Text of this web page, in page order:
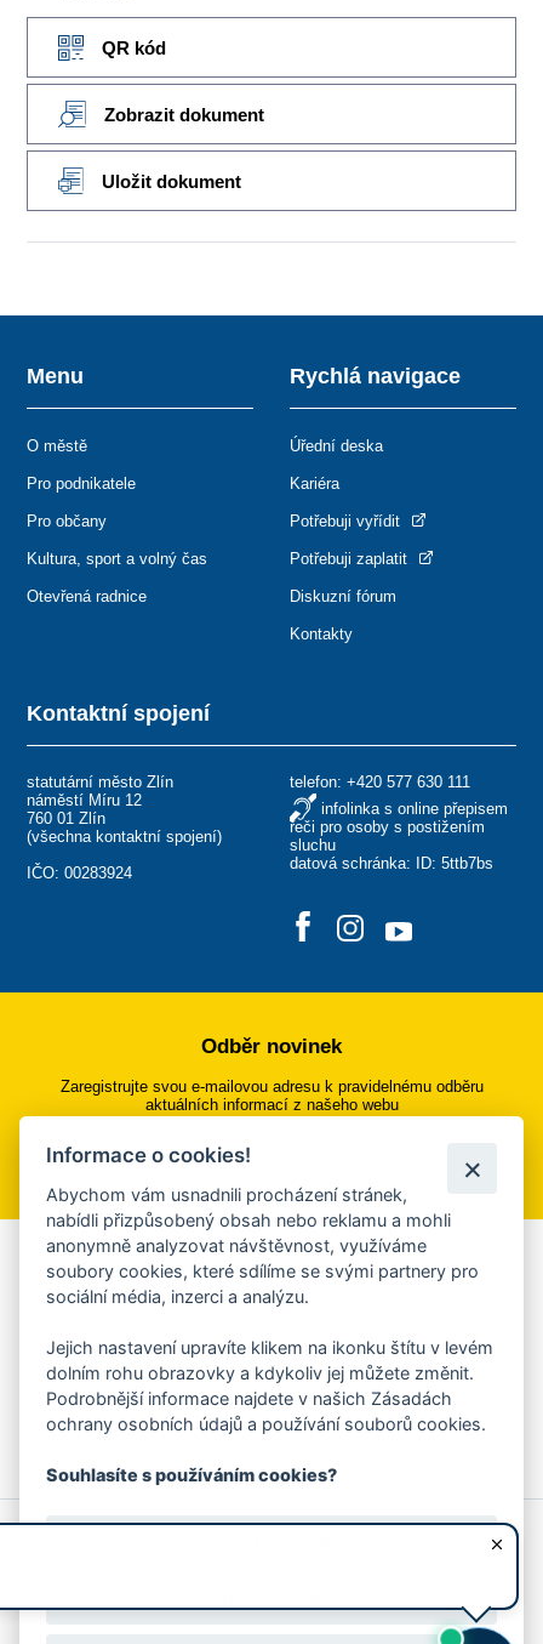
QR kód
Zobrazit dokument
Uložit dokument
Kontaktní spojení
statutární město Zlín
náměstí Míru 12
760 01 Zlín
(všechna kontaktní spojení)
IČO: 00283924
telefon: +420 577 630 111
infolinka s online přepisem
řeči pro osoby s postižením
sluchu
datová schránka: ID: 5ttb7bs
Menu
O městě
Pro podnikatele
Pro občany
Kultura, sport a volný čas
Otevřená radnice
Rychlá navigace
Úřední deska
Kariéra
Potřebuji vyřídit
Potřebuji zaplatit
Diskuzní fórum
Kontakty
Odběr novinek
Zaregistrujte svou e-mailovou adresu k pravidelnému odběru
aktuálních informací z našeho webu
Přihlásit se k odběru
Aplikace Mobilní rozhlas
Chcete dostávat do svého mobilu či mailu upozornění na
ankety, pozvánky na kulturní a sportovní akce?
Více informací o aplikaci
© 2026 Magistrát města Zlína
Prohlášení o používání cookies
Informace o cookies!
Abychom vám usnadnili procházení stránek,
nabídli přizpůsobený obsah nebo reklamu a mohli
anonymně analyzovat návštěvnost, využíváme
soubory cookies, které sdílíme se svými partnery pro
sociální média, inzerci a analýzu.
Jejich nastavení upravíte klikem na ikonku štítu v levém
dolním rohu obrazovky a kdykoliv jej můžete změnit.
Podrobnější informace najdete v našich Zásadách
ochrany osobních údajů a používání souborů cookies.
Souhlasíte s používáním cookies?